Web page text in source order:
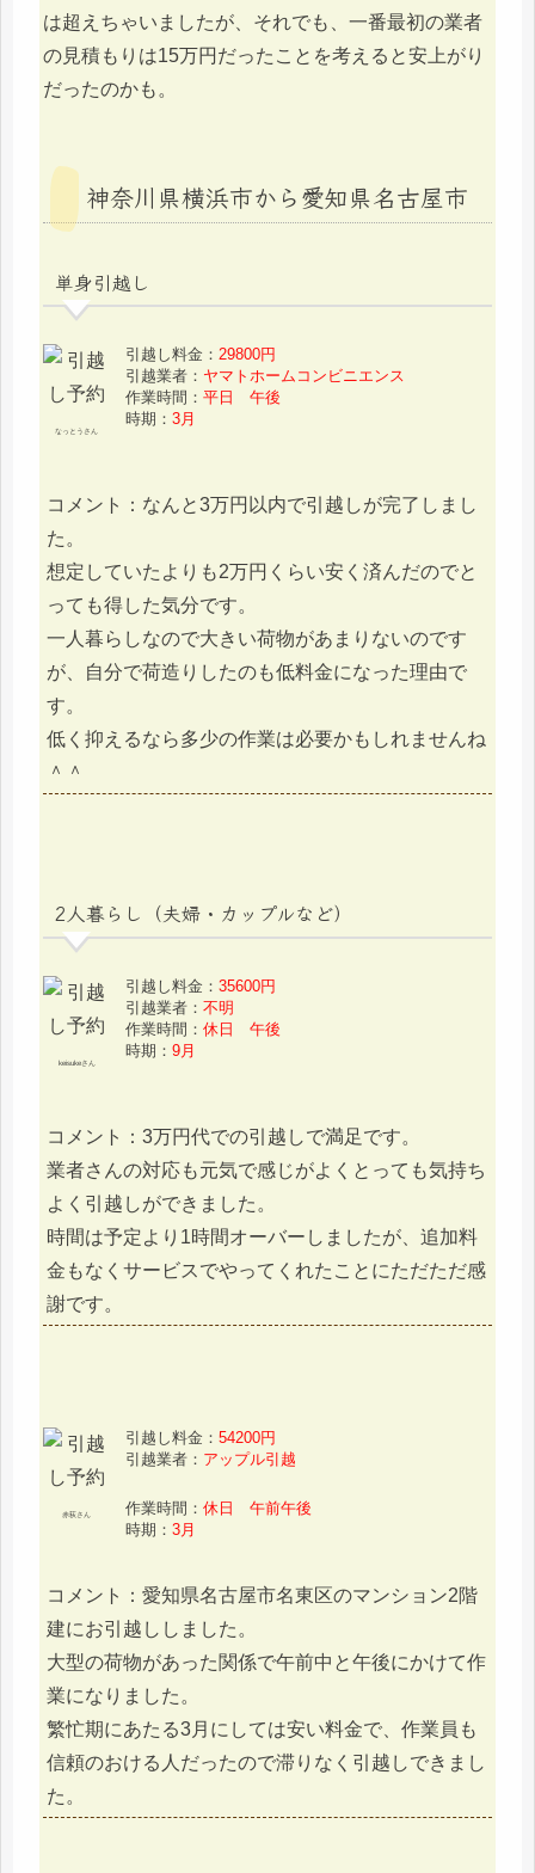
は超えちゃいましたが、それでも、一番最初の業者
の見積もりは15万円だったことを考えると安上がり
だったのかも。
神奈川県横浜市から愛知県名古屋市
単身引越し
なっとうさん
引越し料金：29800円
引越業者： ヤマトホームコンビニエンス
作業時間：平日 午後
時期：3月
コメント：なんと3万円以内で引越しが完了しまし
た。
想定していたよりも2万円くらい安く済んだのでと
っても得した気分です。
一人暮らしなので大きい荷物があまりないのです
が、自分で荷造りしたのも低料金になった理由で
す。
低く抑えるなら多少の作業は必要かもしれませんね
＾＾
2人暮らし（夫婦・カップルなど）
keisukeさん
引越し料金：35600円
引越業者：不明
作業時間：休日 午後
時期：9月
コメント：3万円代での引越しで満足です。
業者さんの対応も元気で感じがよくとっても気持ち
よく引越しができました。
時間は予定より1時間オーバーしましたが、追加料
金もなくサービスでやってくれたことにただただ感
謝です。
赤荻さん
引越し料金：54200円
引越業者： アップル引越
作業時間：休日 午前午後
時期：3月
コメント：愛知県名古屋市名東区のマンション2階
建にお引越ししました。
大型の荷物があった関係で午前中と午後にかけて作
業になりました。
繁忙期にあたる3月にしては安い料金で、作業員も
信頼のおける人だったので滞りなく引越しできまし
た。